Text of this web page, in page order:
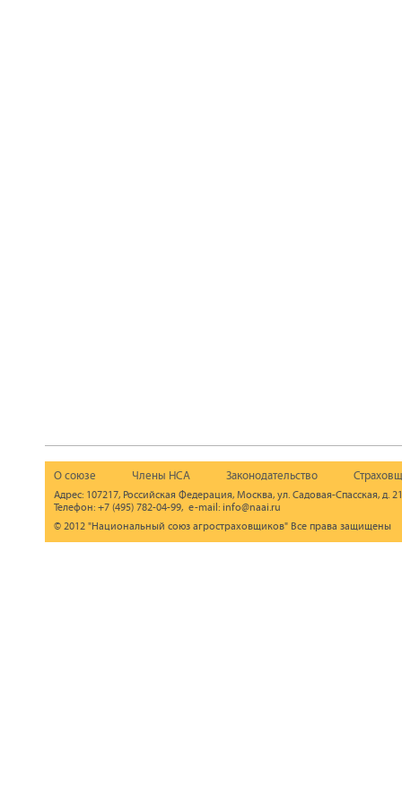
О союзе Члены НСА Законодательство
Адрес: 107217, Российская Федерация, Москва, ул. Садовая-Спасская, д.
Телефон: +7 (495) 782-04-99, e-mail: info@naai.ru
© 2012 "Национальный союз агростраховщиков" Все права защищены